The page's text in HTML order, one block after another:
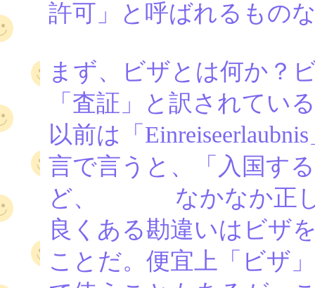
許可」と呼ばれるもの
まず、ビザとは何か？
「査証」と訳されてい
以前は「
言で言うと、「入国す
ど、 なかなか正し
良くある勘違いはビザ
ことだ。便宜上「ビ